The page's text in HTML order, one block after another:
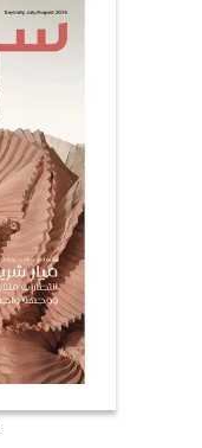
عروس سيدتي